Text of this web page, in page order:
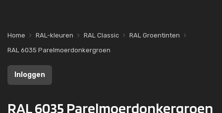
Home RAL-kleuren RAL Classic
RAL Groentinten
RAL 6035 Parelmoerdonkergroen
Inloggen
RAL 6035 Parelmoerdonkergroen